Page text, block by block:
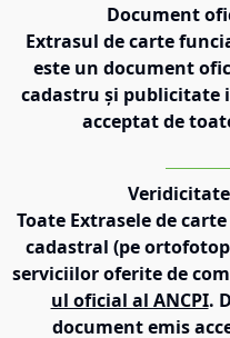
Document
Extrasul de carte
este un document
cadastru și publicitate
acceptat de
Toate Extrasele de
cadastral (pe
serviciilor oferite de
ul oficial al ANCPI.
document emis